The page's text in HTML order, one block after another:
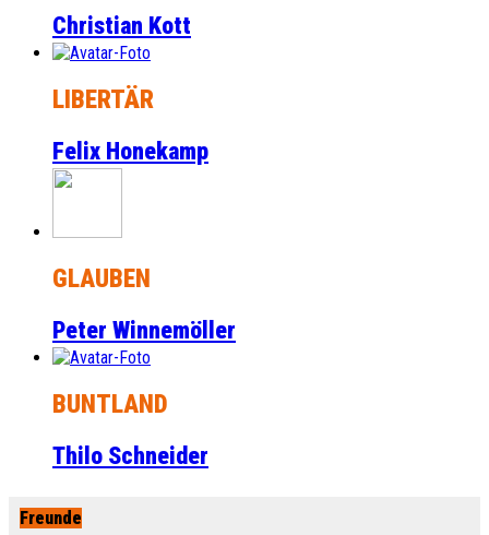
Christian Kott
LIBERTÄR
Felix Honekamp
GLAUBEN
Peter Winnemöller
BUNTLAND
Thilo Schneider
Freunde